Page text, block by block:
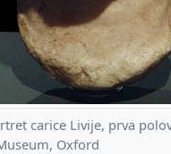
carice Livije, prva
Oxford